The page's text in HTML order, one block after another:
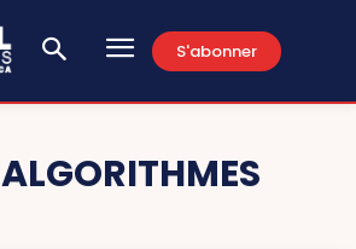
S'abonner
ALGORITHMES